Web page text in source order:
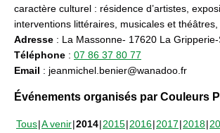
caractère culturel : résidence d’artistes,
interventions littéraires, musicales et théâtres,
Adresse : La Massonne- 17620 La
Téléphone : 07 86 37 80 77
Email : jeanmichel.benier@wanadoo.fr
Événements organisés par Couleurs
Tous A venir 2014 2015 2016 2017 2018